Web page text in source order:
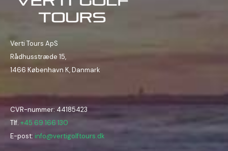
Verti Tours ApS
Rådhusstræde 15,
1466 København K, Danmark
CVR-nummer: 44185423
Tlf. +45 69 166 130
E-post: info@vertigolftours.dk